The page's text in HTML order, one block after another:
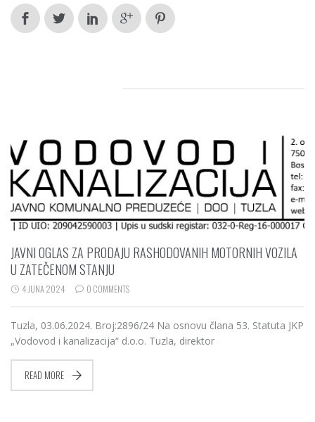
JAVNI OGLAS ZA PRODAJU RASHODOVANIH MOTORNIH VOZILA
U ZATEČENOM STANJU
4 JUNA 2024 0 COMMENTS
Tuzla, 03.06.2024. Broj:2896/24 Na osnovu člana 53. Statuta JKP
„Vodovod i kanalizacija“ d.o.o. Tuzla, direktor
READ MORE